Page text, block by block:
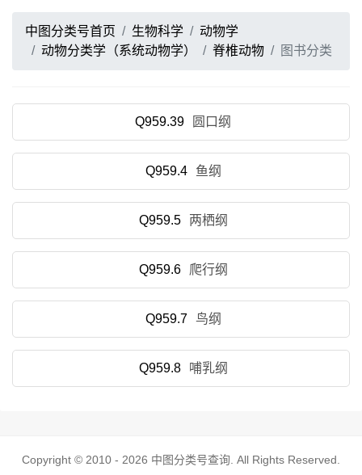
中图分类号首页 生物科学
动物学
动物分类学（系统动物学）
脊椎动物 图书分类
Q959.39 圆口纲
Q959.4 鱼纲
Q959.5 两栖纲
Q959.6 爬行纲
Q959.7 鸟纲
Q959.8 哺乳纲
Copyright © 2010 - 2026 中图分类号查询 . All Rights Reserved.